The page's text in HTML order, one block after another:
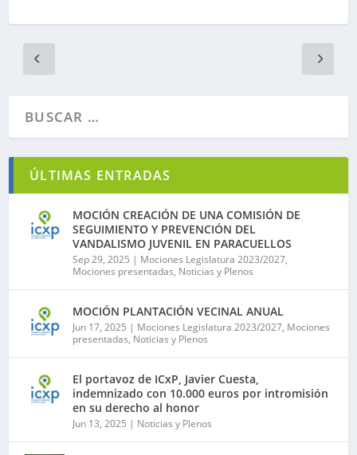
ÚLTIMAS ENTRADAS
MOCIÓN CREACIÓN DE UNA COMISIÓN DE
SEGUIMIENTO Y PREVENCIÓN DEL
VANDALISMO JUVENIL EN PARACUELLOS
Sep 29, 2025 | Mociones Legislatura 2023/2027,
Mociones presentadas, Noticias y Plenos
MOCIÓN PLANTACIÓN VECINAL ANUAL
Jun 17, 2025 | Mociones Legislatura 2023/2027, Mociones
presentadas, Noticias y Plenos
El portavoz de ICxP, Javier Cuesta,
indemnizado con 10.000 euros por intromisión
en su derecho al honor
Jun 13, 2025 | Noticias y Plenos